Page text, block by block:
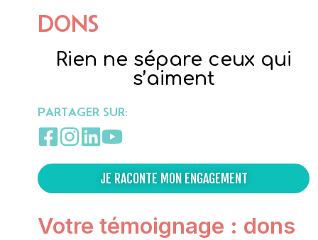
DONS
Rien ne sépare ceux qui
s’aiment
PARTAGER SUR:
JE RACONTE MON ENGAGEMENT
Votre témoignage : dons